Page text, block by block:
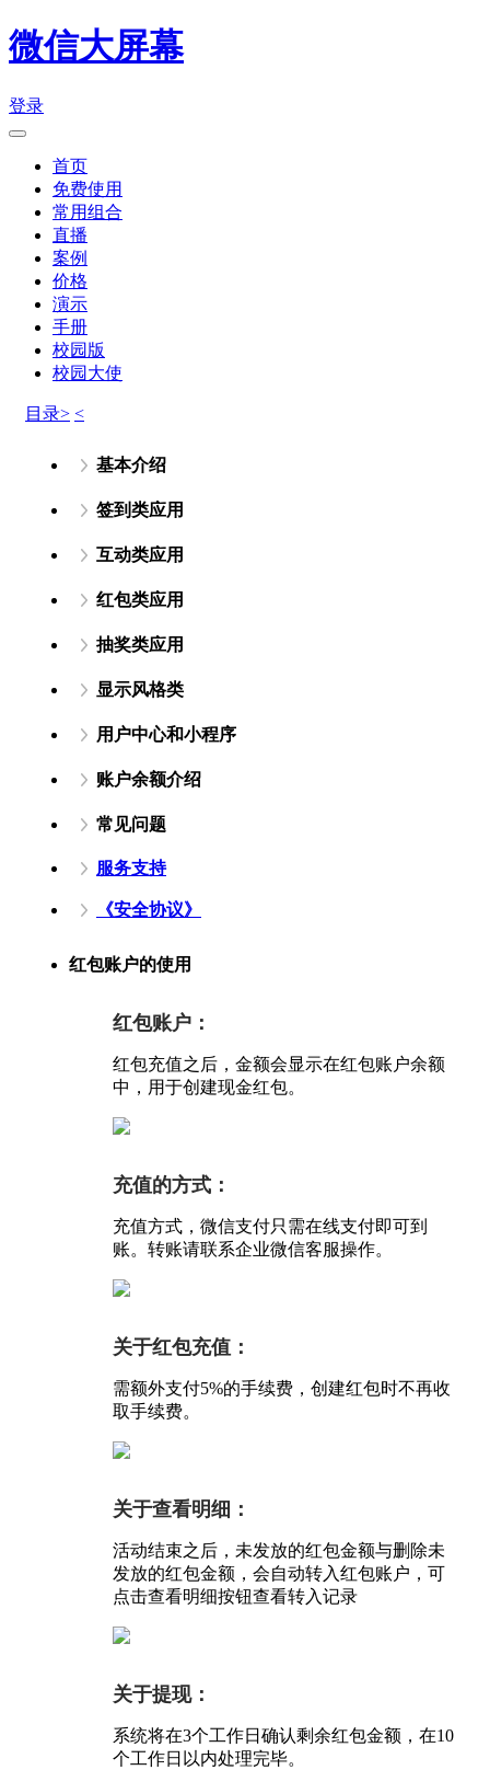
微信大屏幕
登录
首页
免费使用
常用组合
直播
案例
价格
演示
手册
校园版
校园大使
目录> <
基本介绍
签到类应用
互动类应用
红包类应用
抽奖类应用
显示风格类
用户中心和小程序
账户余额介绍
常见问题
服务支持
《安全协议》
红包账户的使用
红包账户：
红包充值之后，金额会显示在红包账户余额
中，用于创建现金红包。
充值的方式：
充值方式，微信支付只需在线支付即可到
账。转账请联系企业微信客服操作。
关于红包充值：
需额外支付5%的手续费，创建红包时不再收
取手续费。
关于查看明细：
活动结束之后，未发放的红包金额与删除未
发放的红包金额，会自动转入红包账户，可
点击查看明细按钮查看转入记录
关于提现：
系统将在3个工作日确认剩余红包金额，在10
个工作日以内处理完毕。